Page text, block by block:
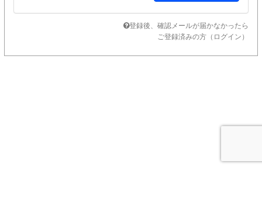
登録後、確認メールが届かなかったら
ご登録済みの方（ログイン）